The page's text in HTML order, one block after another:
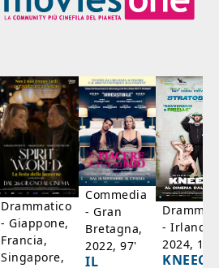
Drammatico
- Giappone,
Francia,
Singapore,
Commedia
- Gran
Bretagna,
2022, 97'
IL
- Irlanda,
2024,